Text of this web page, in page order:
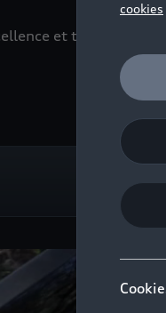
et toujours à
cookies